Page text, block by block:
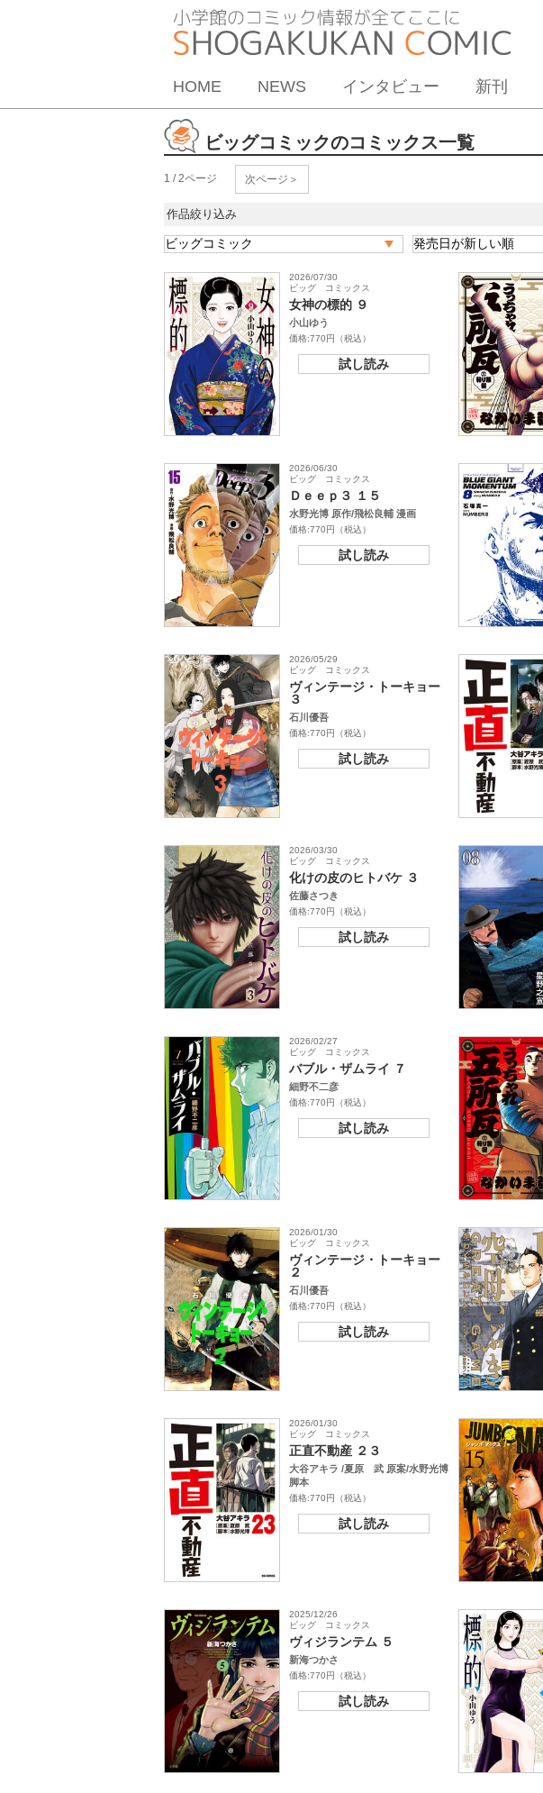
HOME NEWS インタビュー 新刊
ビッグコミックのコミックス一覧
1 / 2ページ 次ページ＞
作品絞り込み
2026/07/30
ビッグ コミックス
女神の標的 ９
小山ゆう
価格:770円（税込）
試し読み
2026/06/30
ビッグ コミックス
Ｄｅｅｐ３ １５
水野光博 原作/飛松良輔 漫画
価格:770円（税込）
試し読み
2026/05/29
ビッグ コミックス
ヴィンテージ・トーキョー
３
石川優吾
価格:770円（税込）
試し読み
2026/03/30
ビッグ コミックス
化けの皮のヒトバケ ３
佐藤さつき
価格:770円（税込）
試し読み
2026/02/27
ビッグ コミックス
バブル・ザムライ ７
細野不二彦
価格:770円（税込）
試し読み
2026/01/30
ビッグ コミックス
ヴィンテージ・トーキョー
２
石川優吾
価格:770円（税込）
試し読み
2026/01/30
ビッグ コミックス
正直不動産 ２３
大谷アキラ /夏原 武 原案/水野光博
脚本
価格:770円（税込）
試し読み
2025/12/26
ビッグ コミックス
ヴィジランテム ５
新海つかさ
価格:770円（税込）
試し読み